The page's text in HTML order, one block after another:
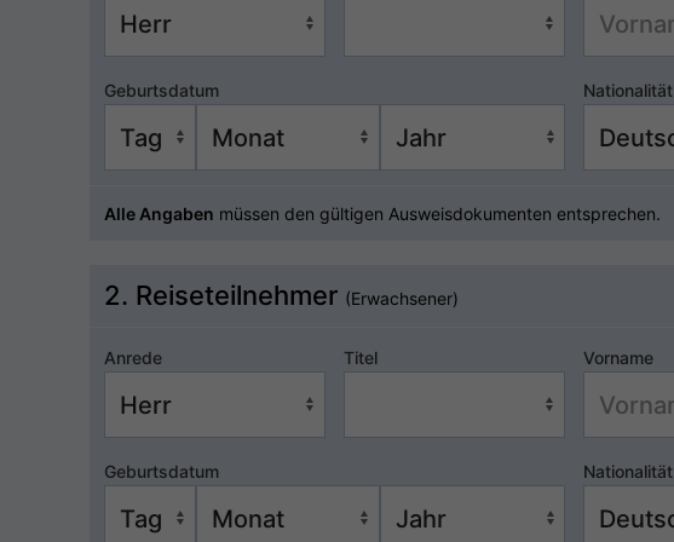
Geburtsdatum Nationalität
Alle Angaben müssen den gültigen Ausweisdokumenten entsprechen.
2. Reiseteilnehmer (Erwachsener)
Anrede Titel Vorname
Geburtsdatum Nationalität